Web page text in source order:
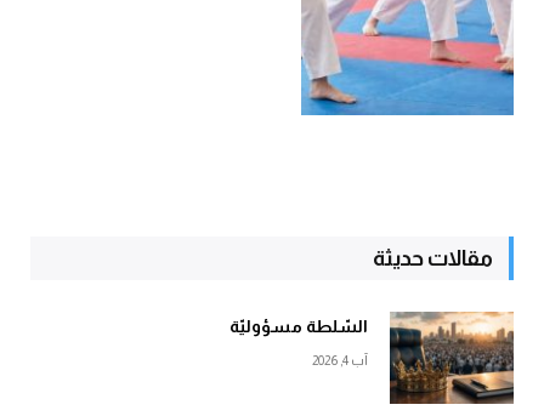
مقالات حديثة
السّلطة مسؤوليّة
آب 4, 2026